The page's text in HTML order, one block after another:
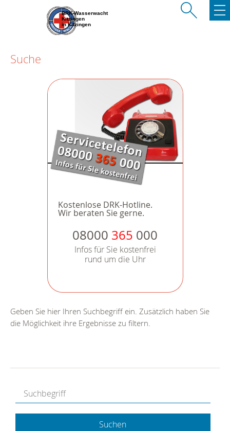
BRK-Wasserwacht
Kitzingen
in Kitzingen
Suche
Kostenlose DRK-Hotline.
Wir beraten Sie gerne.
08000 365 000
Infos für Sie kostenfrei
rund um die Uhr
Geben Sie hier Ihren Suchbegriff ein. Zusätzlich haben Sie
die Möglichkeit ihre Ergebnisse zu filtern.
Suchen